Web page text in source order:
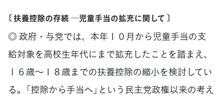
〔 扶養控除の存続 ―児童手当の拡充に関して 〕
◎ 政府・与党では、本年１０月から児童手当の支
給対象を高校生年代にまで拡充したことを踏まえ、
１６歳～１８歳までの扶養控除の縮小を検討してい
る。「控除から手当へ」という民主党政権以来の考え